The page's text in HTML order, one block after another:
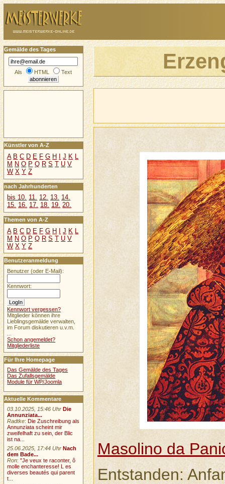
Masolino da
Entstanden:
Gemälde des Tages
Als HTML Text
Künstler von A-Z
A B C D E F G H J K L
M N O P Q R S T U V
W X Y Z
nach Jahrhunderten
bis 10. 11. 12. 13. 14.
15. 16. 17. 18. 19. 20.
Themen von A-Z
A B C D E F G H I J K L
M N O P Q R S T U V
W X Y Z
Benutzeranmeldung
Benutzer (oder E-Mail):
Kennwort:
Kennwort vergessen?
Mitglieder können ihre
Lieblingsgemälde verwalten,
im Forum diskutieren u.v.m.
Schon angemeldet?
Mitgliederliste
Für Ihre Homepage
Das Gemälde des Tages
Das Zufallsgemälde
Module für WP/Joomla
Aktuelle Kommentare
03.10.2025, 15:46 Uhr Die
Annunziata...
Radtke: Die Zuschreibung als
Annunziata scheint mir
zweifelhaft zu sein, der Blic
ist na...
25.06.2025, 17:44 Uhr Nach
dem Bade...
Ron:"Je veux te raconter, ô
molle enchanteresse! L es
diverses beautés qui parent
t...